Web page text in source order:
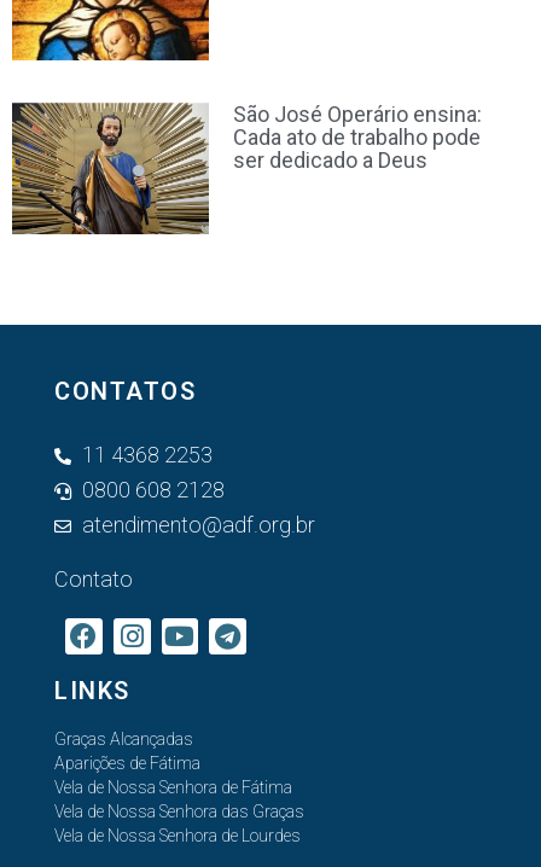
São José Operário ensina:
Cada ato de trabalho pode
ser dedicado a Deus
CONTATOS
11 4368 2253
0800 608 2128
atendimento@adf.org.br
Contato
LINKS
Graças Alcançadas
Aparições de Fátima
Vela de Nossa Senhora de Fátima
Vela de Nossa Senhora das Graças
Vela de Nossa Senhora de Lourdes